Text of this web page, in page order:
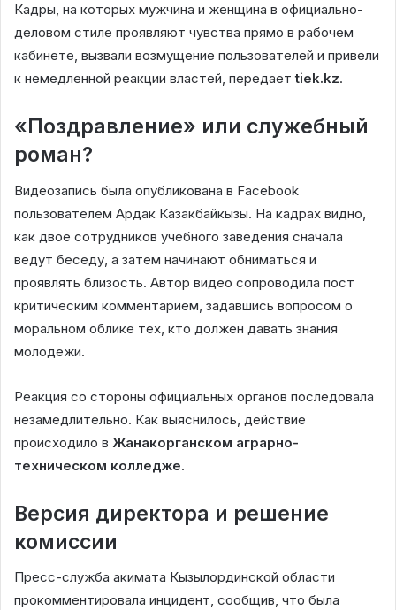
Кадры, на которых мужчина и женщина в официально-
деловом стиле проявляют чувства прямо в рабочем
кабинете, вызвали возмущение пользователей и привели
к немедленной реакции властей, передаетtiek.kz.
«Поздравление» или служебный
роман?
Видеозапись была опубликована в Facebook
пользователем Ардак Казакбайкызы. На кадрах видно,
как двое сотрудников учебного заведения сначала
ведут беседу, а затем начинают обниматься и
проявлять близость. Автор видео сопроводила пост
критическим комментарием, задавшись вопросом о
моральном облике тех, кто должен давать знания
молодежи.
Реакция со стороны официальных органов последовала
незамедлительно. Как выяснилось, действие
происходило в Жанакорганском аграрно-
техническом колледже.
Версия директора и решение
комиссии
Пресс-служба акимата Кызылординской области
прокомментировала инцидент, сообщив, что была